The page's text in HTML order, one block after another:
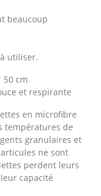
beaucoup
utiliser.
50 cm
et respirante
en microfibre
températures de
granulaires et
ne sont
perdent leurs
capacité